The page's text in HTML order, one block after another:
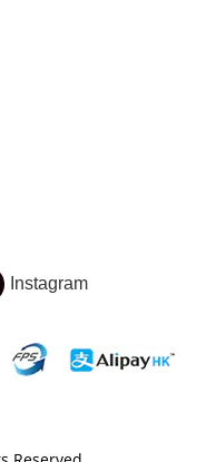
Instagram